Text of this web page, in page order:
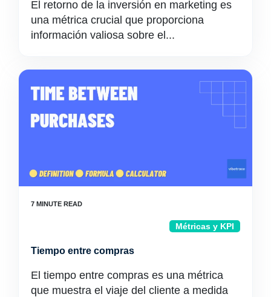
El retorno de la inversión en marketing es
una métrica crucial que proporciona
información valiosa sobre el...
Métricas y KPI
Tiempo entre compras
El tiempo entre compras es una métrica
que muestra el viaje del cliente a medida